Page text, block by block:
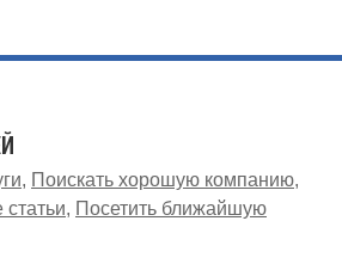
Поискать хорошую компанию
Посетить ближайшую